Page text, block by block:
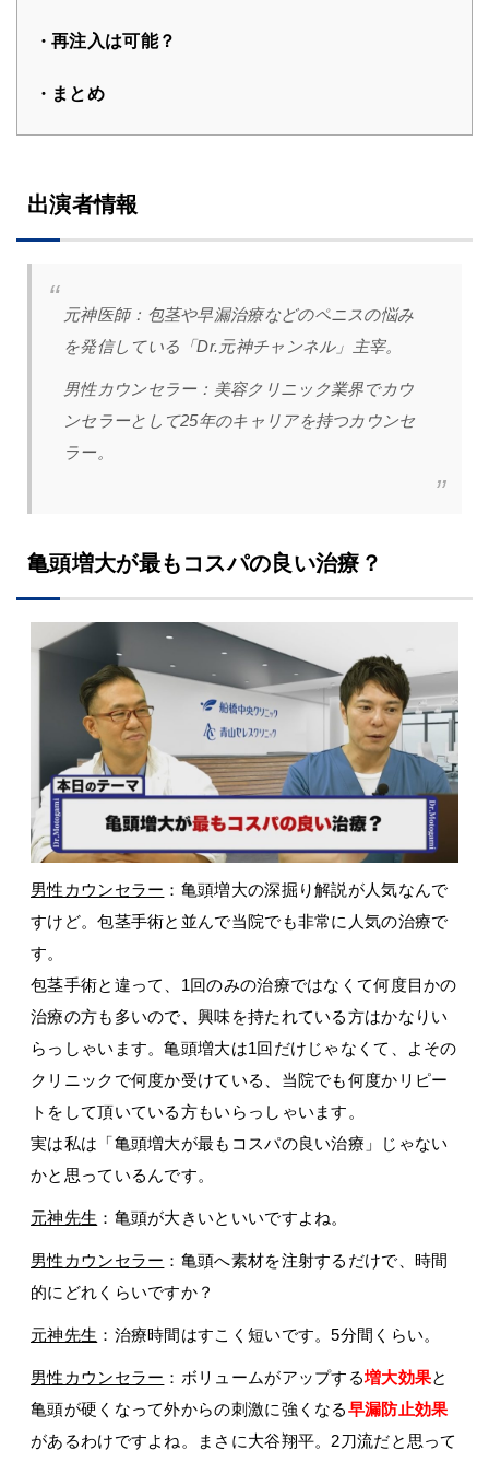
再注入は可能？
まとめ
出演者情報
元神医師： 包茎や早漏治療などのペニスの悩み
を発信している「Dr.元神チャンネル」主宰。
男性カウンセラー： 美容クリニック業界でカウ
ンセラーとして25年のキャリアを持つカウンセ
ラー。
亀頭増大が最もコスパの良い治療？
男性カウンセラー ：亀頭増大の深掘り解説が人気なんで
すけど。包茎手術と並んで当院でも非常に人気の治療で
す。
包茎手術と違って、1回のみの治療ではなくて何度目かの
治療の方も多いので、興味を持たれている方はかなりい
らっしゃいます。亀頭増大は1回だけじゃなくて、よその
クリニックで何度か受けている、当院でも何度かリピー
トをして頂いている方もいらっしゃいます。
実は私は「亀頭増大が最もコスパの良い治療」じゃない
かと思っているんです。
元神先生 ：亀頭が大きいといいですよね。
男性カウンセラー ：亀頭へ素材を注射するだけで、時間
的にどれくらいですか？
元神先生 ：治療時間はすこく短いです。5分間くらい。
男性カウンセラー ：ボリュームがアップする増大効果と
亀頭が硬くなって外からの刺激に強くなる早漏防止効果
があるわけですよね。まさに大谷翔平。2刀流だと思って